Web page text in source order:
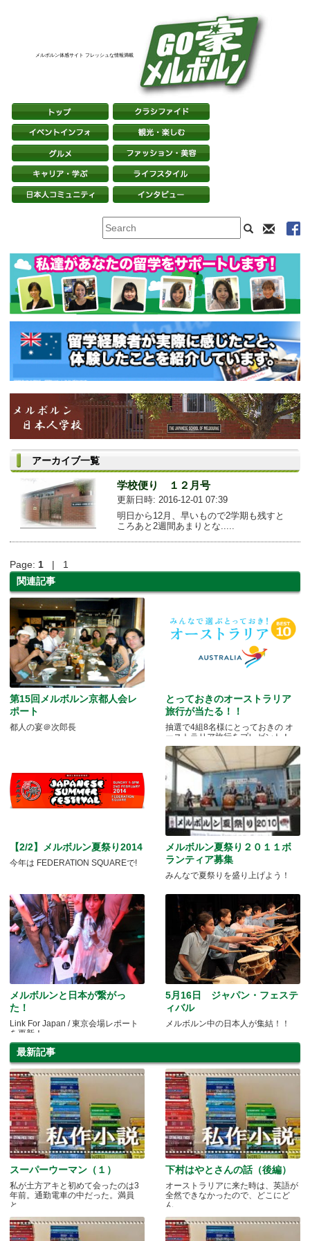
メルボルン体感サイト フレッシュな情報満載
アーカイブ一覧
学校便り １２月号
更新日時: 2016-12-01 07:39
明日から12月、早いもので2学期も残すと
ころあと2週間あまりとな.....
Page: 1 | 1
関連記事
第15回メルボルン京都人会レ
ポート
都人の宴＠次郎長
とっておきのオーストラリア
旅行が当たる！！
抽選で4組8名様にとっておきの オ
ーストラリア旅行をプレゼント！
【2/2】メルボルン夏祭り2014
今年は FEDERATION SQUAREで!
メルボルン夏祭り２０１１ボ
ランティア募集
みんなで夏祭りを盛り上げよう！
メルボルンと日本が繋がっ
た！
Link For Japan / 東京会場レポート
を更新！
5月16日 ジャパン・フェステ
ィバル
メルボルン中の日本人が集結！！
最新記事
スーパーウーマン（１）
私が土方アキと初めて会ったのは3
年前。通勤電車の中だった。満員
と.....
下村はやとさんの話（後編）
オーストラリアに来た時は、英語が
全然できなかったので、どこにど
ん.....